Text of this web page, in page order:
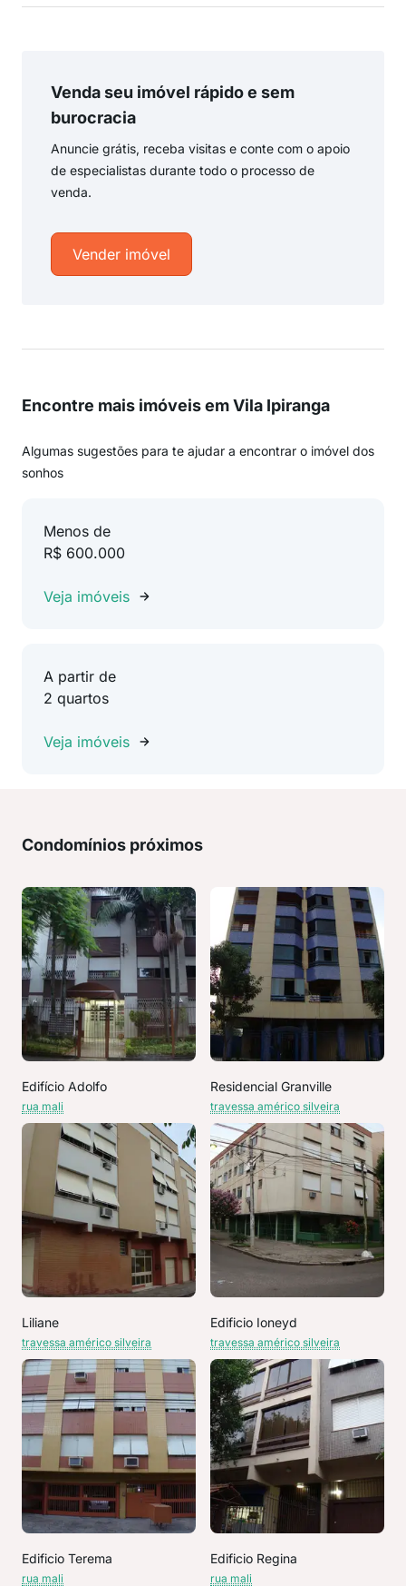
Venda seu imóvel rápido e sem
burocracia
Anuncie grátis, receba visitas e conte com o apoio
de especialistas durante todo o processo de
venda.
Vender imóvel
Encontre mais imóveis em Vila Ipiranga
Algumas sugestões para te ajudar a encontrar o imóvel dos
sonhos
Menos de
R$ 600.000
Veja imóveis
A partir de
2 quartos
Veja imóveis
Condomínios próximos
Edifício Adolfo
rua mali
Residencial Granville
travessa américo silveira
Liliane
travessa américo silveira
Edificio Ioneyd
travessa américo silveira
Edificio Terema
rua mali
Edificio Regina
rua mali